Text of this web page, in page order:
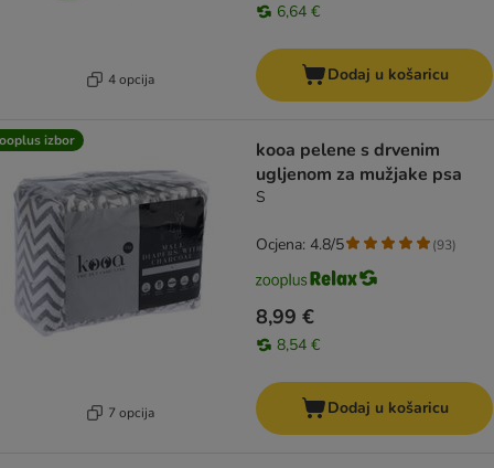
4 opcija
6,64 €
Dodaj u košaricu
izbor
7 opcija
kooa pelene s drvenim
ugljenom za mužjake psa
S
8,99 €
8,54 €
Ocjena: 4.8/5 (93)
Dodaj u košaricu